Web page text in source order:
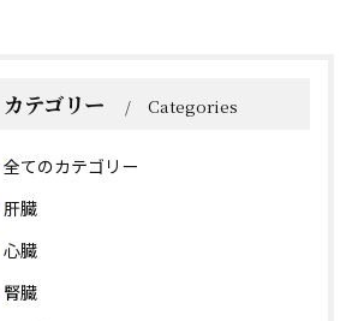
カテゴリー Categories
全てのカテゴリー
肝臓
心臓
腎臓